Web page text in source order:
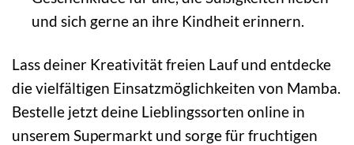
und sich gerne an ihre Kindheit erinnern.
Lass deiner Kreativität freien Lauf und entdecke
die vielfältigen Einsatzmöglichkeiten von Mamba.
Bestelle jetzt deine Lieblingssorten online in
unserem Supermarkt und sorge für fruchtigen